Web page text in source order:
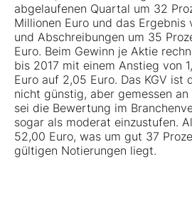
abgelaufenen Quartal um 32
Millionen Euro und das Ergebnis
und Abschreibungen um 35
Euro. Beim Gewinn je Aktie
bis 2017 mit einem Anstieg von
Euro auf 2,05 Euro. Das KGV ist
nicht günstig, aber gemessen
sei die Bewertung im
sogar als moderat einzustufen.
52,00 Euro, was um gut 37
gültigen Notierungen liegt.